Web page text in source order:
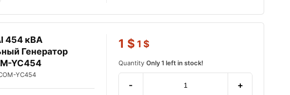
454 кВА
Генератор
YC454
YC454
1 $ 1 $
QuantityOnly 1 left in stock!
- +